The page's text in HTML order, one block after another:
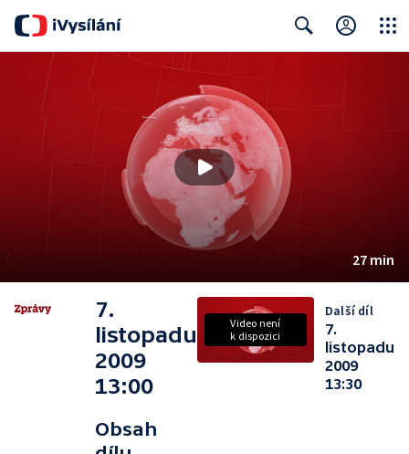
27 min
7.
listopadu
2009
13:00
Obsah
Video není
k dispozici
Další díl
7.
listopadu
2009
13:30